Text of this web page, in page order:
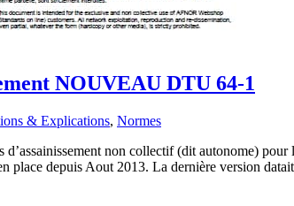
NOUVEAU DTU 64-1
& Explications, Normes
non collectif (dit autonome)
place depuis Aout 2013. La dernière version